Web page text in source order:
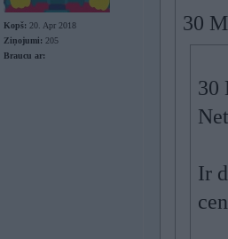
Kopš: 20. Apr 2018
Ziņojumi: 205
Braucu ar:
30
30
Ir